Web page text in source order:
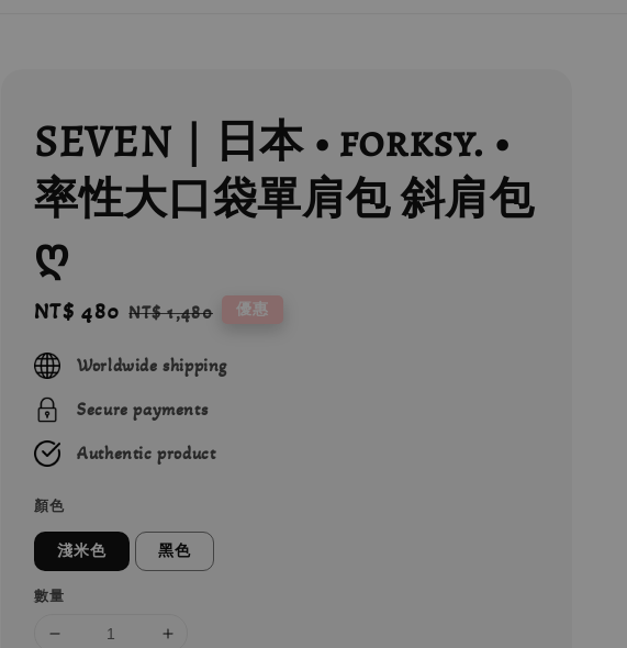
SEVEN｜日本 • forksy. •
率性大口袋單肩包 斜肩包
ღ
Sale
NT$ 480 Regular
NT$ 1,480 優惠
Worldwide shipping
Secure payments
Authentic product
顏色
淺米色 黑色
數量